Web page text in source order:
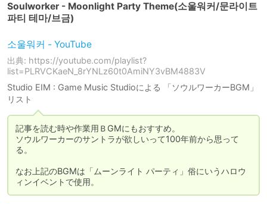
Soulworker - Moonlight Party Theme(소울워커/문라이트
파티 테마/브금)
소울워커 - YouTube
出典: https://youtube.com/playlist?
list=PLRVCKaeN_8rYNLz60t0AmiNY3vBM4883V
Studio EIM : Game Music Studioによる 「ソウルワーカーBGM」
リスト
記事を読む時や作業用ＢGMにもおすすめ。
ソウルワーカーのサントラが欲しいって100年前から思って
る。
なお上記のBGMは「ムーンライト パーティ」俗にいうハロウ
ィンイベントで使用。